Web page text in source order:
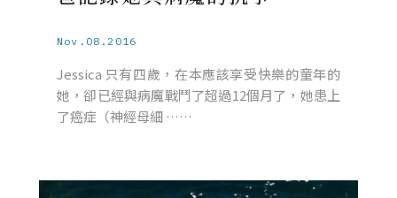
Nov.08.2016
Jessica 只有四歲，在本應該享受快樂的童年的
她，卻已經與病魔戰鬥了超過12個月了，她患上
了癌症（神經母細 ……